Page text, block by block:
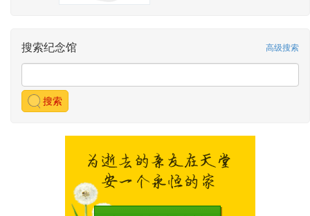
搜索纪念馆 高级搜索
搜索